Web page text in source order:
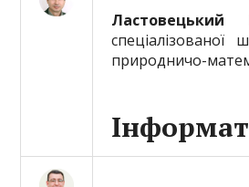
Ластовецький
природничо-